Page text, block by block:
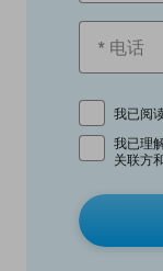
我已阅
我已理
关联方